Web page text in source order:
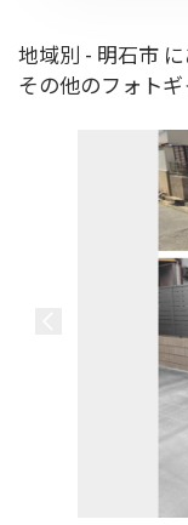
地域別 - 明石市
その他のフォト